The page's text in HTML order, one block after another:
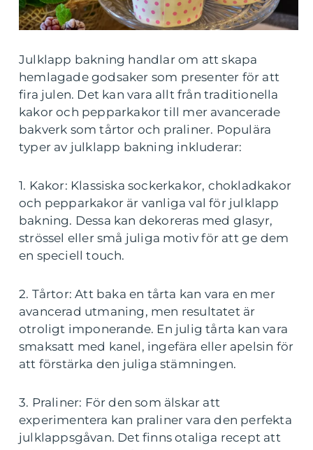
Julklapp bakning handlar om att skapa
hemlagade godsaker som presenter för att
fira julen. Det kan vara allt från traditionella
kakor och pepparkakor till mer avancerade
bakverk som tårtor och praliner. Populära
typer av julklapp bakning inkluderar:
1. Kakor: Klassiska sockerkakor, chokladkakor
och pepparkakor är vanliga val för julklapp
bakning. Dessa kan dekoreras med glasyr,
strössel eller små juliga motiv för att ge dem
en speciell touch.
2. Tårtor: Att baka en tårta kan vara en mer
avancerad utmaning, men resultatet är
otroligt imponerande. En julig tårta kan vara
smaksatt med kanel, ingefära eller apelsin för
att förstärka den juliga stämningen.
3. Praliner: För den som älskar att
experimentera kan praliner vara den perfekta
julklappsgåvan. Det finns otaliga recept att